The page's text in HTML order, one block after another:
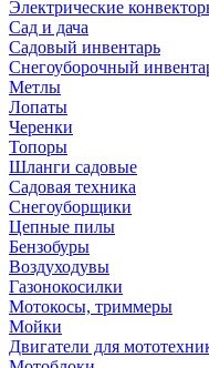
Электрические
Сад и дача
Садовый инвентарь
Снегоуборочный
Метлы
Лопаты
Черенки
Топоры
Шланги садовые
Садовая техника
Снегоуборщики
Цепные пилы
Бензобуры
Воздуходувы
Газонокосилки
Мотокосы, триммеры
Мойки
Двигатели для